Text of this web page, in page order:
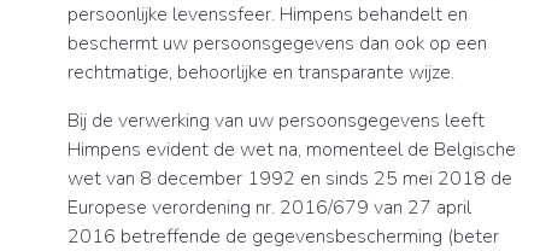
persoonlijke levenssfeer. Himpens behandelt en
beschermt uw persoonsgegevens dan ook op een
rechtmatige, behoorlijke en transparante wijze.
Bij de verwerking van uw persoonsgegevens leeft
Himpens evident de wet na, momenteel de Belgische
wet van 8 december 1992 en sinds 25 mei 2018 de
Europese verordening nr. 2016/679 van 27 april
2016 betreffende de gegevensbescherming (beter